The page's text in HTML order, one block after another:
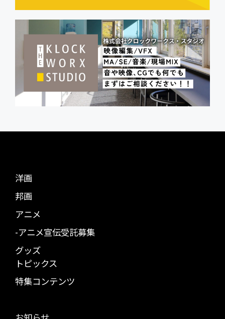
洋画
邦画
アニメ
-アニメ宣伝受託募集
グッズ
トピックス
特集コンテンツ